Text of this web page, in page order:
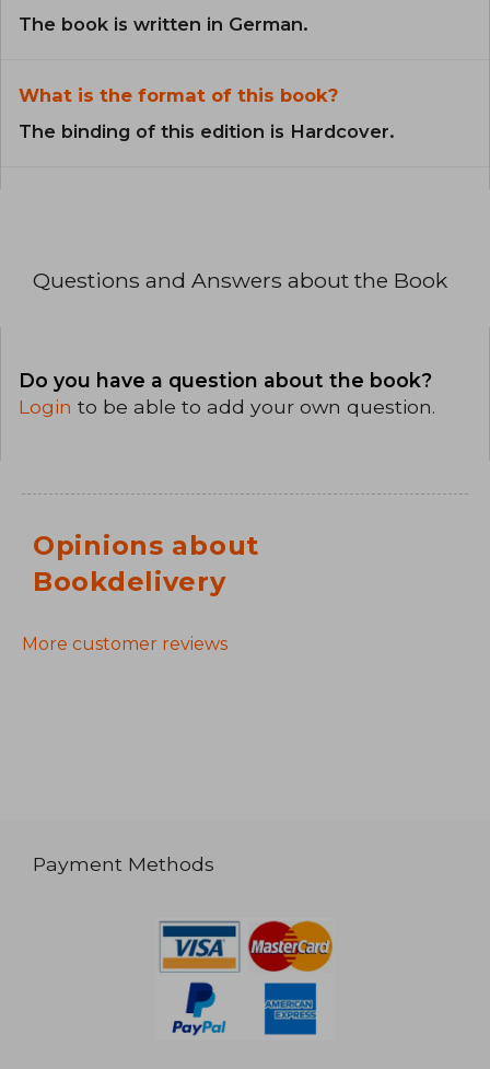
The book is written in German.
What is the format of this book?
The binding of this edition is Hardcover.
Questions and Answers about the Book
Do you have a question about the book?
Login to be able to add your own question.
Opinions about
Bookdelivery
More customer reviews
Payment Methods